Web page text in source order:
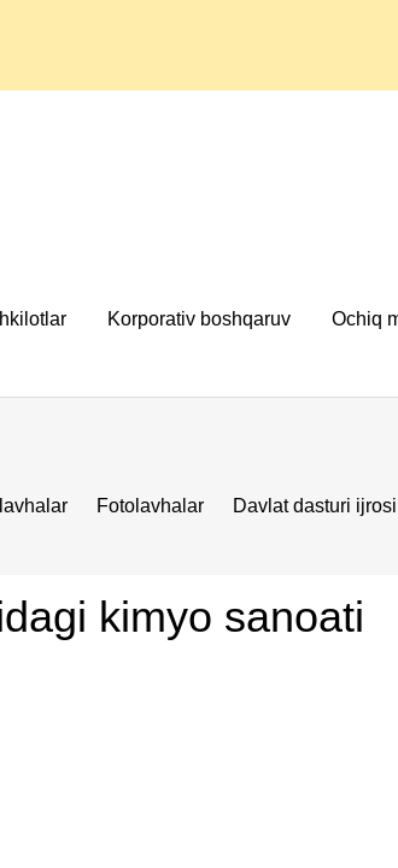
Korporativ boshqaruv Ochiq
Fotolavhalar
Davlat dasturi ijrosi
kimyo sanoati